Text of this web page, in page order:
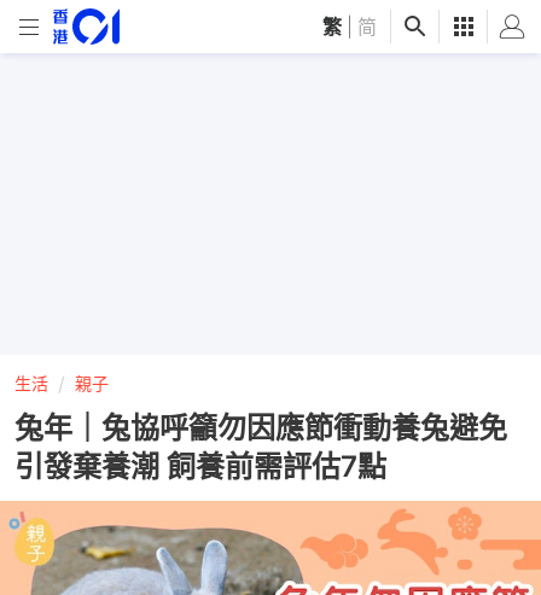
繁 简
生活 親子
兔年｜兔協呼籲勿因應節衝動養兔避免
引發棄養潮 飼養前需評估7點